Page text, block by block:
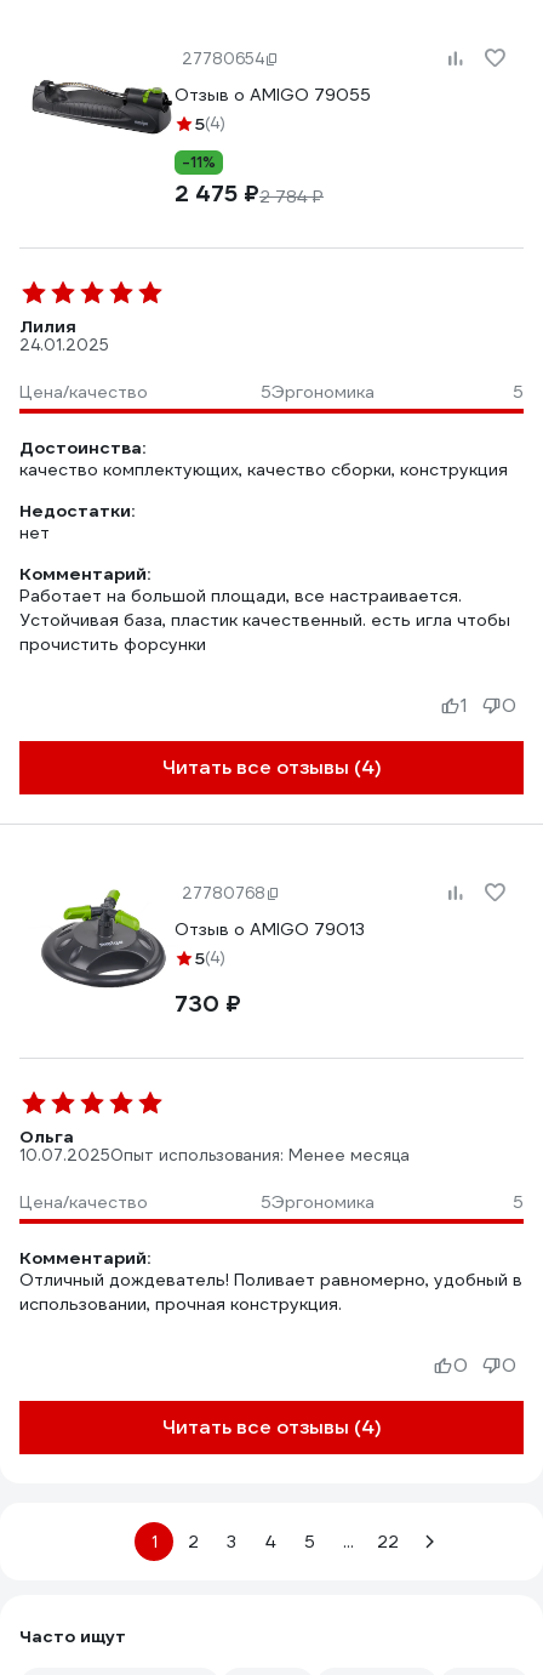
27780654
Отзыв о AMIGO 79055
5(4)
-11%
2 475 ₽2 784 ₽
Лилия
24.01.2025
Цена/качество 5Эргономика 5
Достоинства:
качество комплектующих, качество сборки, конструкция
Недостатки:
нет
Комментарий:
Работает на большой площади, все настраивается.
Устойчивая база, пластик качественный. есть игла чтобы
прочистить форсунки
Читать все отзывы (4)
1 0
27780768
Отзыв о AMIGO 79013
5(4)
730 ₽
Ольга
10.07.2025Опыт использования: Менее месяца
Цена/качество 5Эргономика 5
Комментарий:
Отличный дождеватель! Поливает равномерно, удобный в
использовании, прочная конструкция.
Читать все отзывы (4)
0 0
1 2 3 4 5 ... 22
Часто ищут